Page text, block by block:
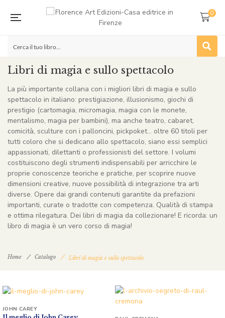
0
Libri di magia e sullo spettacolo
La più importante collana con i migliori libri di magia e sullo
spettacolo in italiano: prestigiazione, illusionismo, giochi di
prestigio (cartomagia, micromagia, magia con le monete,
mentalismo, magia per bambini), ma anche teatro, cabaret,
comicità, sculture con i palloncini, pickpoket… oltre 60 titoli per
tutti coloro che si dedicano allo spettacolo, siano essi semplici
appassionati, dilettanti o professionisti del settore. I volumi
costituiscono degli strumenti indispensabili per arricchire le
proprie conoscenze teoriche e pratiche, per scoprire nuove
dimensioni creative, nuove possibilità di integrazione tra arti
diverse. Opere dai grandi contenuti garantite da prefazioni
importanti, curate o tradotte con competenza. Qualità di stampa
e ottima rilegatura. Dei libri di magia da collezionare! E ricorda: un
libro di magia è un vero corso di magia!
Home Catalogo Libri di magia e sullo spettacolo
JOHN CAREY